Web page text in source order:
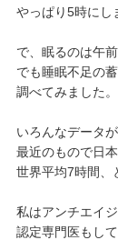
やっぱり5時にし
で、眠るのは午
でも睡眠不足の
調べてみました
いろんなデータ
最近のもので日
世界平均7時間、
私はアンチエイ
認定専門医もし